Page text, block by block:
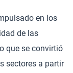
en los
de las
que se convirtió
sectores a partir